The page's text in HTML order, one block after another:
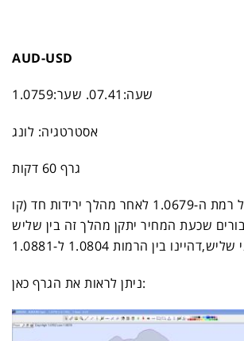
AUD-USD
שעה:07.41. שער:1.0759
אסטרטגיה: לונג
גרף 60 דקות
המחיר נבלם על רמת ה-1.0679 לאחר מהלך ירידות חד (קו
שכעת המחיר יתקן מהלך זה בין שליש
ניתן לראות את הגרף כאן :